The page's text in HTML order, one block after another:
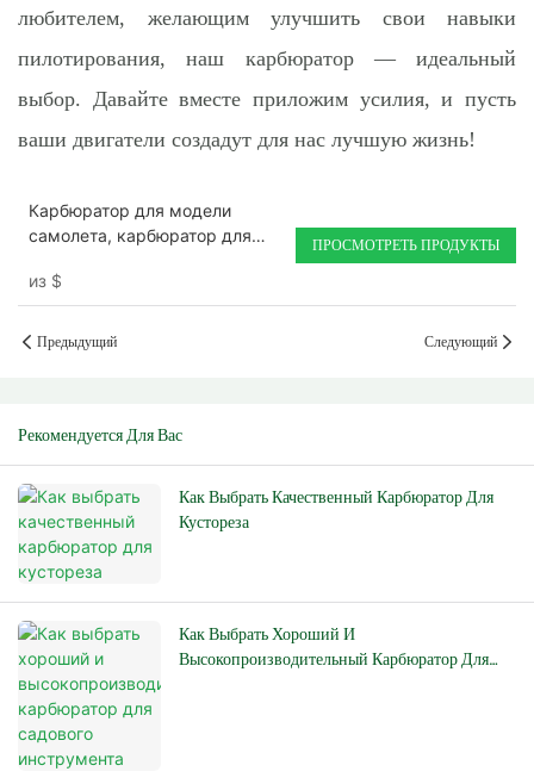
любителем, желающим улучшить свои навыки
пилотирования, наш карбюратор — идеальный
выбор. Давайте вместе приложим усилия, и пусть
ваши двигатели создадут для нас лучшую жизнь!
Карбюратор для модели
самолета, карбюратор для
карбюратор для модели
самолета, карбюратор
Carburador
из $
ПРОСМОТРЕТЬ ПРОДУКТЫ
Предыдущий Следующий
Рекомендуется Для Вас
Как Выбрать Качественный Карбюратор Для
Кустореза
Как Выбрать Хороший И
Высокопроизводительный Карбюратор Для